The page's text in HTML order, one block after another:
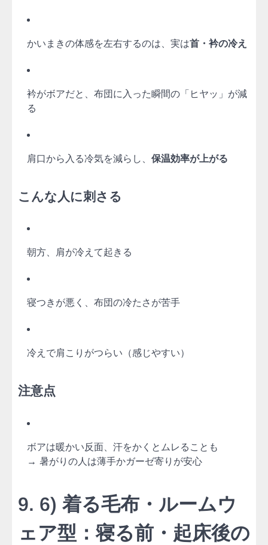
かいまきの体感を左右するのは、実は首・衿の冷え
衿がボアだと、布団に入った瞬間の「ヒヤッ」が減
る
肩口から入る冷気を減らし、 保温効率が上がる
こんな人に刺さる
朝方、肩が冷えて起きる
寝つきが悪く、布団の冷たさが苦手
冷えで肩こりがつらい（感じやすい）
注意点
ボアは暖かい反面、汗をかくとムレることも
→ 暑がりの人は薄手かガーゼ寄りが安心
9. 6) 着る毛布・ルームウ
ェア型：寝る前・起床後の